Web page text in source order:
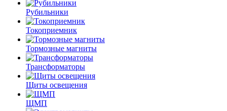
Рубильники
Токоприемник
Тормозные магниты
Трансформаторы
Щиты освещения
ЩМП